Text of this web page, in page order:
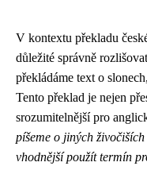
V kontextu překladu
důležité správně
překládáme text o
Tento překlad je nejen
srozumitelnější pro
píšeme o jiných
vhodnější použít termín